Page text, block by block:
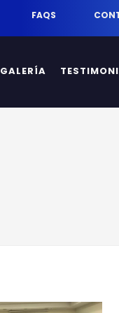
FAQS
GALERÍA